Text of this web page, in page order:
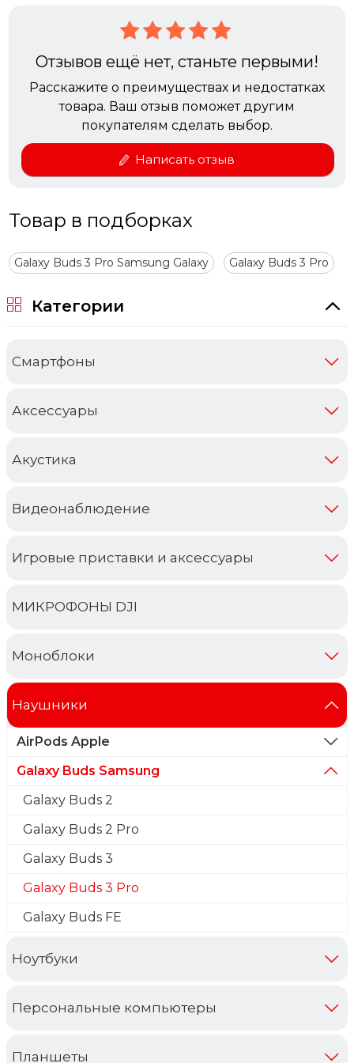
Тип: Наушники беспроводные
Производитель: Samsung
Страна-изготовитель: Въетнам
Срок службы: 3 года
Модель: Galaxy Buds 3 Pro
мм
Цвет: Белый
Тип устройства: внутриканальные
Пылевлагозащита: Есть
Мультимедийные возможности
Микрофон: Встроенный микрофон 3 шт
Исп. в качестве гарнитуры: Да
Время работы от аккумулятора в кейсе: 30 ч
Индикатор заряда: Есть
Функция беспроводной зарядки: Да
Функция быстрой зарядки: Нет
Отзывов ещё нет, станьте первыми!
Расскажите о преимуществах и недостатках
товара. Ваш отзыв поможет другим
покупателям сделать выбор.
Написать отзыв
Товар в подборках
Galaxy Buds 3 Pro Samsung Galaxy Galaxy Buds 3 Pro
Категории
Cмартфоны
Аксессуары
Акустика
Видеонаблюдение
Игровые приставки и аксессуары
МИКРОФОНЫ DJI
Моноблоки
Наушники
AirPods Apple
Galaxy Buds Samsung
Galaxy Buds 2
Galaxy Buds 2 Pro
Galaxy Buds 3
Galaxy Buds 3 Pro
Galaxy Buds FE
Ноутбуки
Персональные компьютеры
Планшеты